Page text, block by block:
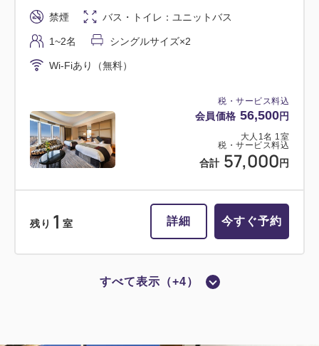
20,600
大人1名1室
税・サービス料込
合計 21,100円
【喫煙】セミダブル（ベッド幅
140CM）【17平米】1名様利用
バス・トイレ：ユニットバス
1名 セミダブル×1
Wi-Fiあり（無料）
税・サービス料込
会員価格 56,500円
大人 1 名 1 室
税・サービス料込
合計 57,000円
禁煙 バス・トイレ：ユニットバス
1~2名 シングルサイズ×2
Wi-Fiあり（無料）
残り 1 室 詳細 今すぐ予約
すべて表示（+4）